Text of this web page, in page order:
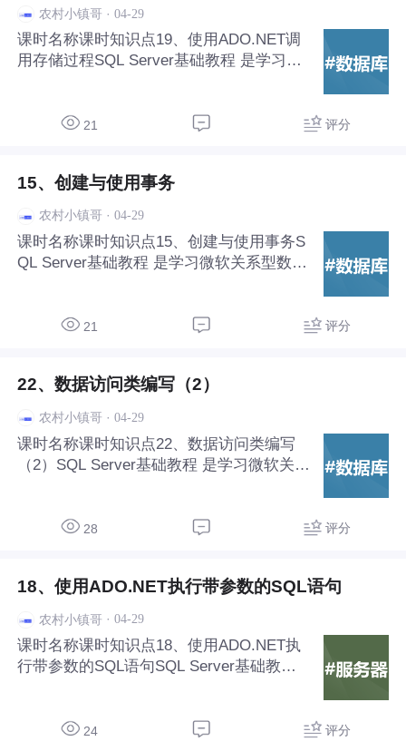
农村小镇哥 · 04-29
课时名称课时知识点19、使用ADO.NET调
用存储过程SQL Server基础教程‌ 是学习微
掌握数据存储、查询与管理的核心技能。
21 评分
15、创建与使用事务
农村小镇哥 · 04-29
课时名称课时知识点15、创建与使用事务S
QL Server基础教程‌ 是学习微软关系型数据
储、查询与管理的核心技能。
21 评分
22、数据访问类编写（2）
农村小镇哥 · 04-29
课时名称课时知识点22、数据访问类编写
（2）SQL Server基础教程‌ 是学习微软关系
数据存储、查询与管理的核心技能。
28 评分
18、使用ADO.NET执行带参数的SQL语句
农村小镇哥 · 04-29
课时名称课时知识点18、使用ADO.NET执
行带参数的SQL语句SQL Server基础教程‌
开发者掌握数据存储、查询与管理的核心技
24 评分